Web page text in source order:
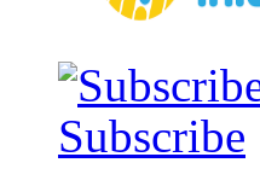
Subscribe